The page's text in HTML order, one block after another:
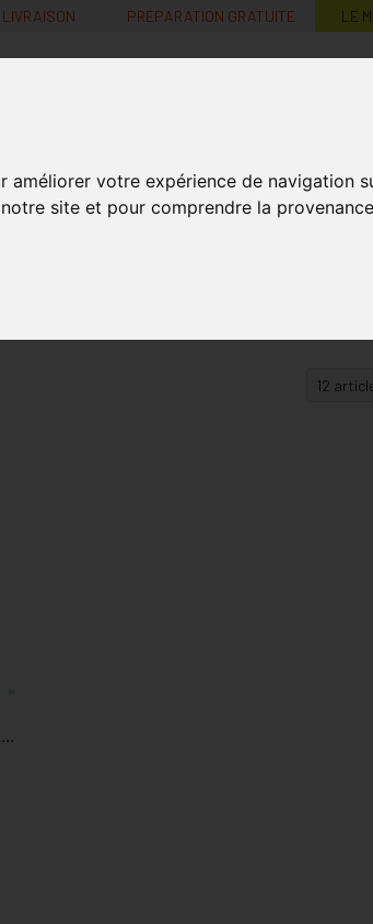
votre expérience de navigation
site et pour comprendre la
PRÉPARATION GRATUITE LE
-
Soins Bébé et
Grossesse
Médecines
naturelles